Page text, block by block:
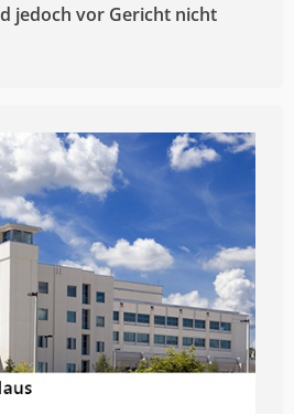
jedoch vor Gericht nicht